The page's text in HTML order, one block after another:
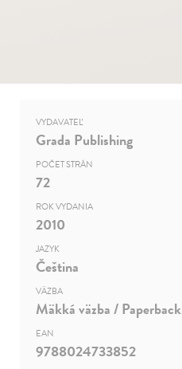
VYDAVATEĽ
Grada Publishing
POČET STRÁN
72
ROK VYDANIA
2010
JAZYK
Čeština
VÄZBA
Mäkká väzba / Paperback
EAN
9788024733852